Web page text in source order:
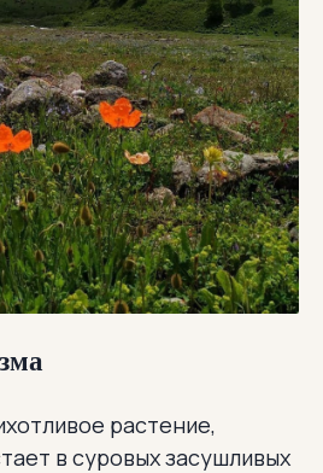
растение,
в суровых засушливых